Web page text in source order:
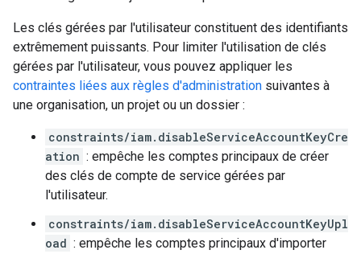
Les clés gérées par l'utilisateur constituent des identifiants
extrêmement puissants. Pour limiter l'utilisation de clés
gérées par l'utilisateur, vous pouvez appliquer les
contraintes liées aux règles d'administration suivantes à
une organisation, un projet ou un dossier :
constraints/iam.disableServiceAccountKeyCre
ation : empêche les comptes principaux de créer
des clés de compte de service gérées par
l'utilisateur.
constraints/iam.disableServiceAccountKeyUpl
oad : empêche les comptes principaux d'importer